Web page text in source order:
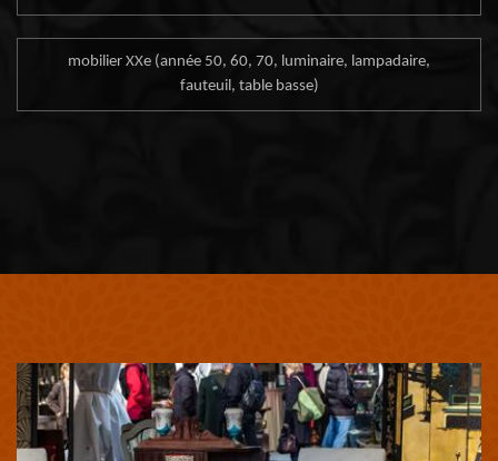
mobilier XXe (année 50, 60, 70, luminaire, lampadaire,
fauteuil, table basse)